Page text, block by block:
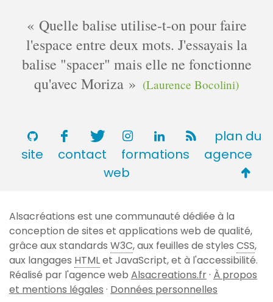
r
e
s
n
t
a
r
Quelle balise utilise-t-on pour faire
l'espace entre deux mots. J'essayais la
balise "spacer" mais elle ne fonctionne
qu'avec Moriza
(Laurence Bocolini)
plan du
site
contact formations
agence
web
de
page
Alsacréations est une communauté dédiée à la
conception de sites et applications web de qualité,
grâce aux standards W3C, aux feuilles de styles CSS,
aux langages HTMLet JavaScript, et à l'accessibilité.
Réalisé par l'agence web Alsacreations.fr· À propos
et mentions légales · Données personnelles